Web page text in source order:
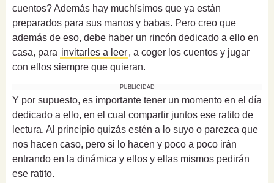
cuentos? Además hay muchísimos que ya están
preparados para sus manos y babas. Pero creo que
además de eso, debe haber un rincón dedicado a ello en
casa, para invitarles a leer, a coger los cuentos y jugar
con ellos siempre que quieran.
PUBLICIDAD
Y por supuesto, es importante tener un momento en el día
dedicado a ello, en el cual compartir juntos ese ratito de
lectura. Al principio quizás estén a lo suyo o parezca que
nos hacen caso, pero si lo hacen y poco a poco irán
entrando en la dinámica y ellos y ellas mismos pedirán
ese ratito.